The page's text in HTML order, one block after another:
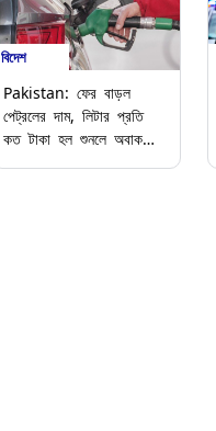
বিদেশ
Pakistan: ফের বাড়ল
পেট্রলের দাম, লিটার প্রতি
কত টাকা হল শুনলে অবাক